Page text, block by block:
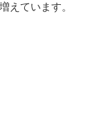
えています。